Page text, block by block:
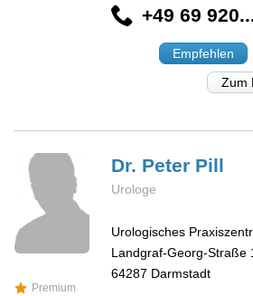
+49 69
Empfehlen
Zum
Premium
Dr. Peter Pill
Urologe
Urologisches
Landgraf-Georg-Straße
64287 Darmstadt